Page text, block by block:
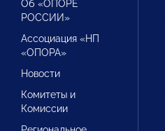
Об «ОПОРЕ
РОССИИ»
Ассоциация «НП
«ОПОРА»
Новости
Комитеты и
Комиссии